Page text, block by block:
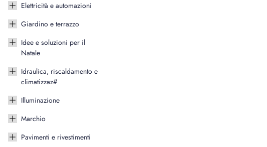
Elettricità e automazioni
Giardino e terrazzo
Idee e soluzioni per il
Natale
Idraulica, riscaldamento e
climatizzaz#
Illuminazione
Marchio
Pavimenti e rivestimenti